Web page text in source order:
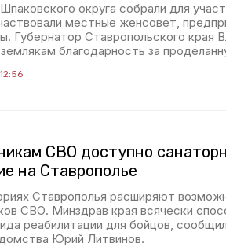
округа собрали для
местные женсовет,
Губернатор Ставропольского края
благодарность за
СВО доступно
на Ставрополье
Ставрополья расширяют
СВО. Минздрав края всячески
реабилитации для бойцов,
Юрий Литвинов.